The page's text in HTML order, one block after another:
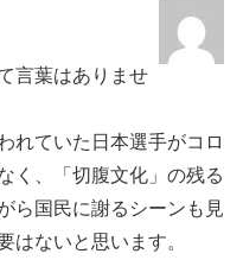
言葉はありませ
れていた日本選手がコロ
く、「切腹文化」の残る
ら国民に謝るシーンも見
はないと思います。